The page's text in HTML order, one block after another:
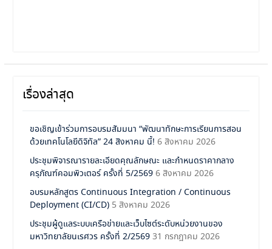
เรื่องล่าสุด
ขอเชิญเข้าร่วมการอบรมสัมมนา “พัฒนาทักษะการเรียนการสอน
ด้วยเทคโนโลยีดิจิทัล” 24 สิงหาคม นี้! 6 สิงหาคม 2026
ประชุมพิจารณารายละเอียดคุณลักษณะ และกำหนดราคากลาง
ครุภัณฑ์คอมพิวเตอร์ ครั้งที่ 5/2569 6 สิงหาคม 2026
อบรมหลักสูตร Continuous Integration / Continuous
Deployment (CI/CD) 5 สิงหาคม 2026
ประชุมผู้ดูแลระบบเครือข่ายและเว็บไซต์ระดับหน่วยงานของ
มหาวิทยาลัยนเรศวร ครั้งที่ 2/2569 31 กรกฎาคม 2026